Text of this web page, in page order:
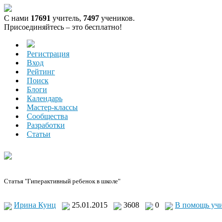
С нами 17691 учитель, 7497 учеников.
Присоединяйтесь – это бесплатно!
Регистрация
Вход
Рейтинг
Поиск
Блоги
Календарь
Мастер-классы
Сообщества
Разработки
Статьи
Статья "Гиперактивный ребенок в школе"
Ирина Кунц 25.01.2015 3608 0 В помощь